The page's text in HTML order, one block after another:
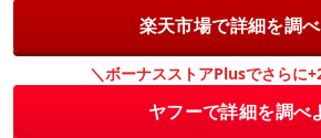
楽天市場で詳細を調
＼ボーナスストアPlusでさらに
ヤフーで詳細を調べ